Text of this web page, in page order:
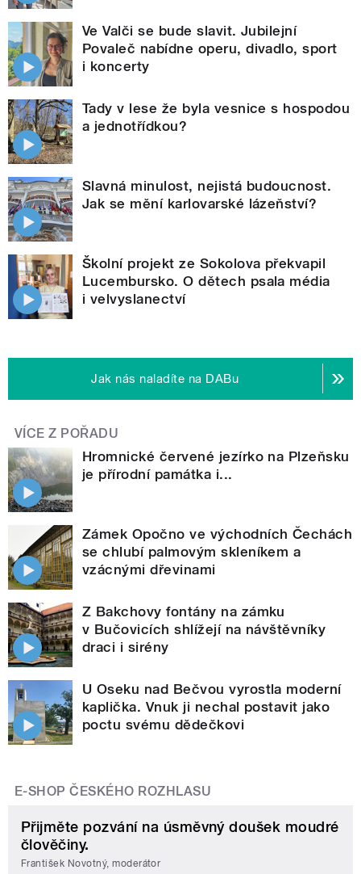
Ve Valči se bude slavit. Jubilejní
Povaleč nabídne operu, divadlo, sport
i koncerty
Tady v lese že byla vesnice s hospodou
a jednotřídkou?
Slavná minulost, nejistá budoucnost.
Jak se mění karlovarské lázeňství?
Školní projekt ze Sokolova překvapil
Lucembursko. O dětech psala média
i velvyslanectví
Jak nás naladíte na DABu
VÍCE Z POŘADU
Hromnické červené jezírko na Plzeňsku
je přírodní památka i...
Zámek Opočno ve východních Čechách
se chlubí palmovým skleníkem a
vzácnými dřevinami
Z Bakchovy fontány na zámku
v Bučovicích shlížejí na návštěvníky
draci i sirény
U Oseku nad Bečvou vyrostla moderní
kaplička. Vnuk ji nechal postavit jako
poctu svému dědečkovi
E-SHOP ČESKÉHO ROZHLASU
Přijměte pozvání na úsměvný doušek moudré
člověčiny.
František Novotný, moderátor